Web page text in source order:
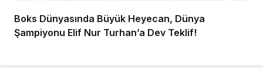
Boks Dünyasında Büyük Heyecan, Dünya
Şampiyonu Elif Nur Turhan’a Dev Teklif!